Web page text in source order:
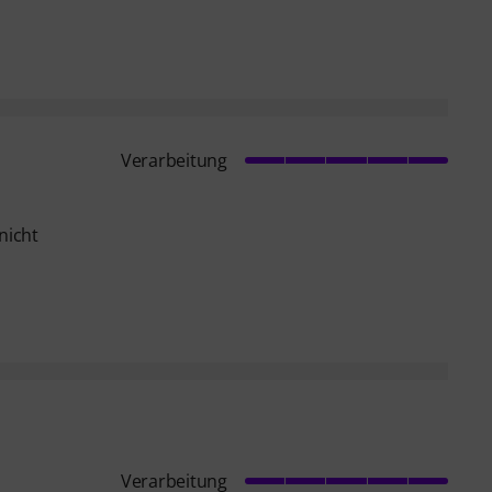
Verarbeitung
Verarbeitung